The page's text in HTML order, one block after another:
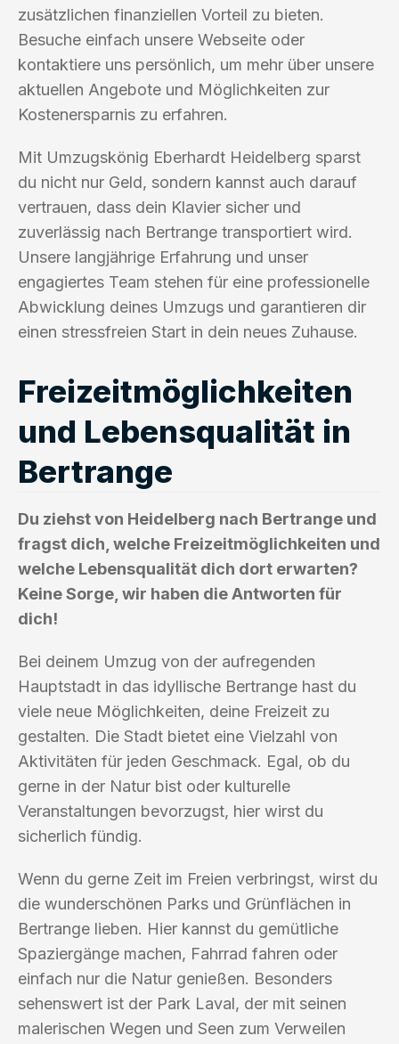
zusätzlichen finanziellen Vorteil zu bieten.
Besuche einfach unsere Webseite oder
kontaktiere uns persönlich, um mehr über unsere
aktuellen Angebote und Möglichkeiten zur
Kostenersparnis zu erfahren.
Mit Umzugskönig Eberhardt Heidelberg sparst
du nicht nur Geld, sondern kannst auch darauf
vertrauen, dass dein Klavier sicher und
zuverlässig nach Bertrange transportiert wird.
Unsere langjährige Erfahrung und unser
engagiertes Team stehen für eine professionelle
Abwicklung deines Umzugs und garantieren dir
einen stressfreien Start in dein neues Zuhause.
Freizeitmöglichkeiten
und Lebensqualität in
Bertrange
Du ziehst von Heidelberg nach Bertrange und
fragst dich, welche Freizeitmöglichkeiten und
welche Lebensqualität dich dort erwarten?
Keine Sorge, wir haben die Antworten für
dich!
Bei deinem Umzug von der aufregenden
Hauptstadt in das idyllische Bertrange hast du
viele neue Möglichkeiten, deine Freizeit zu
gestalten. Die Stadt bietet eine Vielzahl von
Aktivitäten für jeden Geschmack. Egal, ob du
gerne in der Natur bist oder kulturelle
Veranstaltungen bevorzugst, hier wirst du
sicherlich fündig.
Wenn du gerne Zeit im Freien verbringst, wirst du
die wunderschönen Parks und Grünflächen in
Bertrange lieben. Hier kannst du gemütliche
Spaziergänge machen, Fahrrad fahren oder
einfach nur die Natur genießen. Besonders
sehenswert ist der Park Laval, der mit seinen
malerischen Wegen und Seen zum Verweilen